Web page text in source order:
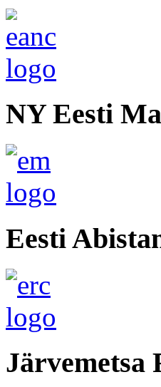
NY Eesti
Eesti
Järvemetsa